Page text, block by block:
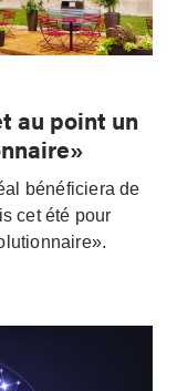
au point un
bénéficiera de
cet été pour